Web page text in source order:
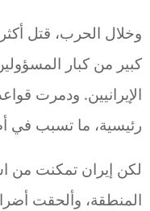
وخلال الحرب، قتل
كبير من كبار
الإيرانيين. ودمرت
رئيسية، ما تسبب في
لكن إيران تمكنت من
المنطقة، وألحقت